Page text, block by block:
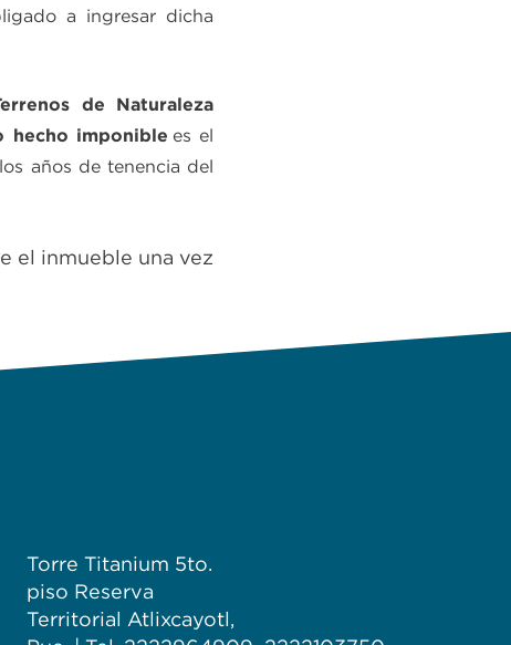
a ingresar dicha
de Naturaleza
hecho imponible es el
años de tenencia del
el inmueble una vez
Torre Titanium 5to.
piso Reserva
Territorial Atlixcayotl,